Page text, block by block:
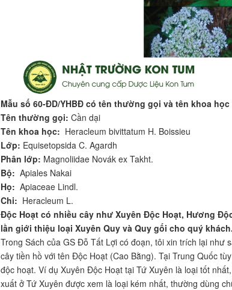
Mẫu số 60-ĐD/YHBĐ có tên thường gọi và tên khoa
Tên thường gọi: Cần dại
Tên khoa học: Heracleum bivittatum H. Boissieu
Lớp: Equisetopsida C. Agardh
Phân lớp: Magnoliidae Novák ex Takht.
Bộ: Apiales Nakai
Họ: Apiaceae Lindl.
Chi: Heracleum L.
Độc Hoạt có nhiều cây như Xuyên Độc Hoạt, Hương
lần giới thiệu loại Xuyên Quy và Quy gối cho quý khách.
Trong Sách của GS Đỗ Tất Lợi có đoạn, tôi xin trích lại
cây tiền hồ với tên Độc Hoạt (Cao Bằng). Tại Trung Quốc
độc hoạt. Ví dụ Xuyên Độc Hoạt tại Tứ Xuyên là loại tốt
xuất ở Tứ Xuyên được xem là loại kém nhất, thường dùng